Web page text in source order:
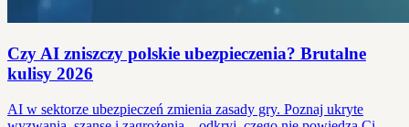
Czy AI zniszczy polskie ubezpieczenia? Brutalne
kulisy 2026
AI w sektorze ubezpieczeń zmienia zasady gry. Poznaj ukryte